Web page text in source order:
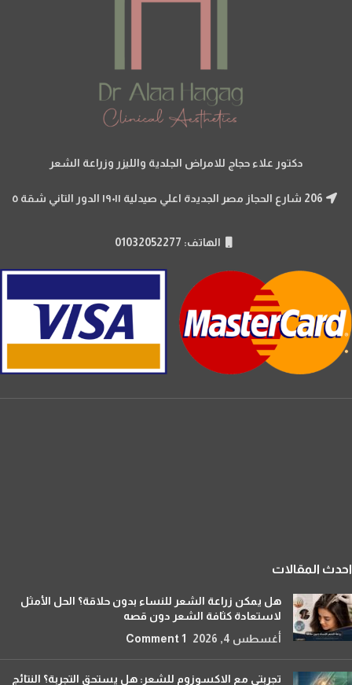
دكتور علاء حجاج للامراض الجلدية والليزر وزراعة الشعر
الهاتف: 01032052277
احدث المقالات
هل يمكن زراعة الشعر للنساء بدون حلاقة؟ الحل الأمثل
لاستعادة كثافة الشعر دون قصه
أغسطس 4, 2026
1 Comment
تجربتي مع الاكسوزوم للشعر: هل يستحق التجربة؟ النتائج